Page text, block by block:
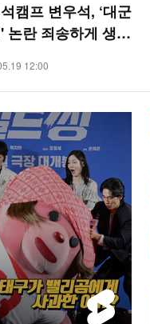
캠프 변우석, ‘대군
논란 죄송하게 생각
12:00